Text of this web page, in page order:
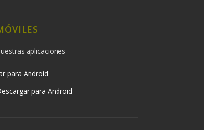
aplicaciones
para Android
para Android